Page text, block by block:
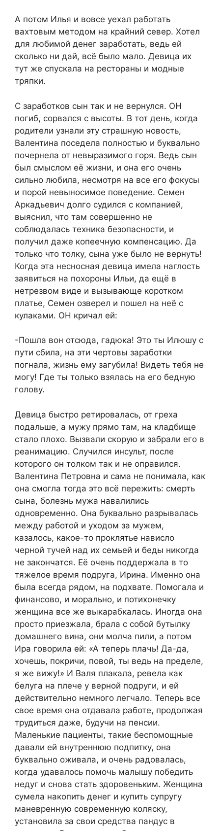
А потом Илья и вовсе уехал работать
вахтовым методом на крайний север. Хотел
для любимой денег заработать, ведь ей
сколько ни дай, всё было мало. Девица их
тут же спускала на рестораны и модные
тряпки.
С заработков сын так и не вернулся. ОН
погиб, сорвался с высоты. В тот день, когда
родители узнали эту страшную новость,
Валентина поседела полностью и буквально
почернела от невыразимого горя. Ведь сын
был смыслом её жизни, и она его очень
сильно любила, несмотря на все его фокусы
и порой невыносимое поведение. Семен
Аркадьевич долго судился с компанией,
выяснил, что там совершенно не
соблюдалась техника безопасности, и
получил даже копеечную компенсацию. Да
только что толку, сына уже было не вернуть!
Когда эта несносная девица имела наглость
заявиться на похороны Ильи, да ещё в
нетрезвом виде и вызывающе коротком
платье, Семен озверел и пошел на неё с
кулаками. ОН кричал ей:
-Пошла вон отсюда, гадюка! Это ты Илюшу с
пути сбила, на эти чертовы заработки
погнала, жизнь ему загубила! Видеть тебя не
могу! Где ты только взялась на его бедную
голову.
Девица быстро ретировалась, от греха
подальше, а мужу прямо там, на кладбище
стало плохо. Вызвали скорую и забрали его в
реанимацию. Случился инсульт, после
которого он толком так и не оправился.
Валентина Петровна и сама не понимала, как
она смогла тогда это всё пережить: смерть
сына, болезнь мужа навалились
одновременно. Она буквально разрывалась
между работой и уходом за мужем,
казалось, какое-то проклятье нависло
черной тучей над их семьей и беды никогда
не закончатся. Её очень поддержала в то
тяжелое время подруга, Ирина. Именно она
была всегда рядом, на подхвате. Помогала и
финансово, и морально, и потихонечку
женщина все же выкарабкалась. Иногда она
просто приезжала, брала с собой бутылку
домашнего вина, они молча пили, а потом
Ира говорила ей: «А теперь плачь! Да-да,
хочешь, покричи, повой, ты ведь на пределе,
я же вижу!» И Валя плакала, ревела как
белуга на плече у верной подруги, и ей
действительно немного легчало. Теперь все
свое время она отдавала работе, продолжая
трудиться даже, будучи на пенсии.
Маленькие пациенты, такие беспомощные
давали ей внутреннюю подпитку, она
буквально оживала, и очень радовалась,
когда удавалось помочь малышу победить
недуг и снова стать здоровеньким. Женщина
сумела накопить денег и купить супругу
маневренную современную коляску,
установила за свои средства пандус в